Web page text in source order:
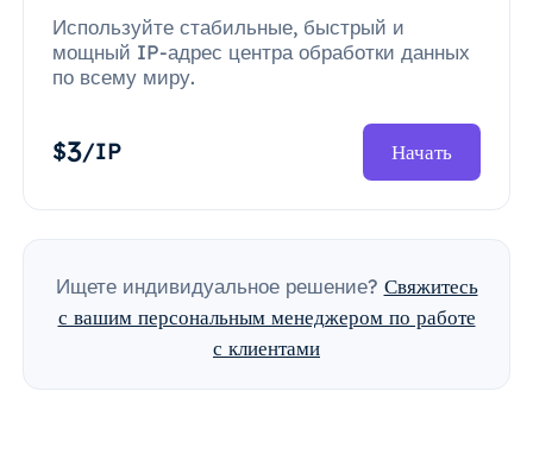
Используйте стабильные, быстрый и
мощный IP-адрес центра обработки данных
по всему миру.
$3/IP Начать
Ищете индивидуальное решение? Свяжитесь
с вашим персональным менеджером по работе
с клиентами